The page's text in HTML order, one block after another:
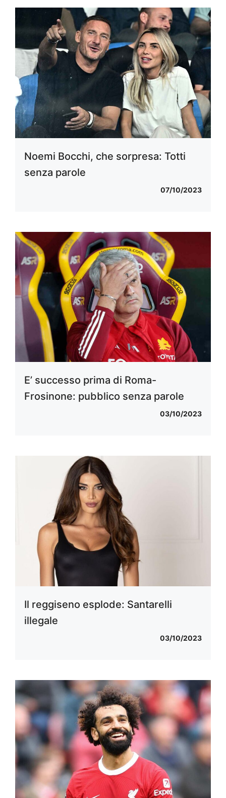
Noemi Bocchi, che sorpresa: Totti
senza parole
07/10/2023
E’ successo prima di Roma-
Frosinone: pubblico senza parole
03/10/2023
Il reggiseno esplode: Santarelli
illegale
03/10/2023